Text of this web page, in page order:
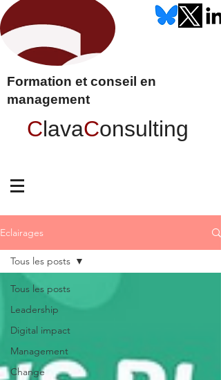
Formation et conseil en
management
ClavaConsulting
Eclairages
Tous les posts
Leadership
Digital impact
Management
Change
Tous les posts